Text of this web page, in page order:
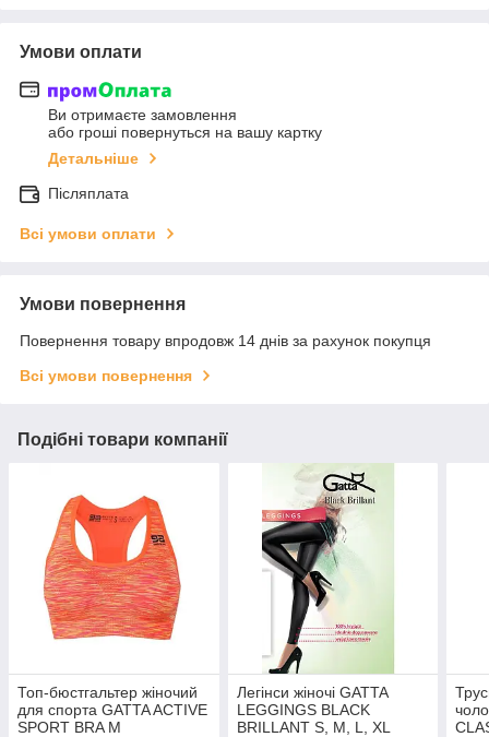
Умови оплати
Ви отримаєте замовлення
або гроші повернуться на вашу картку
Детальніше
Післяплата
Всі умови оплати
Умови повернення
Повернення товару впродовж 14 днів за рахунок покупця
Всі умови повернення
Подібні товари компанії
Топ-бюстгальтер жіночий
для спорта GATTA ACTIVE
SPORT BRA M
Легінси жіночі GATTA
LEGGINGS BLACK
BRILLANT S, M, L, XL